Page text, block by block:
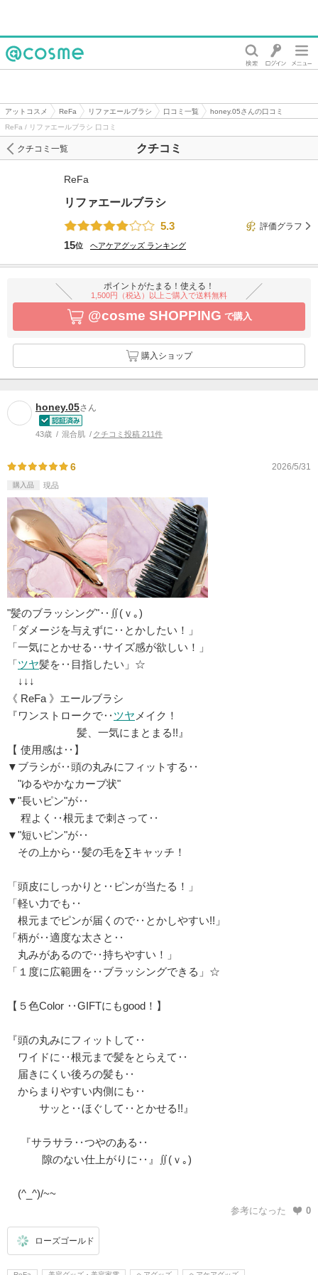
アットコスメ ReFa リファエールブラシ 口コミ一覧
honey.05さんの口コミ
ReFa / リファエールブラシ 口コミ
クチコミ
クチコミ一覧
ReFa
リファエールブラシ
5.3
評価グラフ
15位 ヘアケアグッズ ランキング
ポイントがたまる！使える！
1,500円（税込）以上ご購入で送料無料
@cosme SHOPPING で購入
購入ショップ
honey.05さん
43歳 混合肌 クチコミ投稿 211件
6 2026/5/31
購入品 現品
"髪のブラッシング"‥∬(ｖ｡)
「ダメージを与えずに‥とかしたい！」
「一気にとかせる‥サイズ感が欲しい！」
「ツヤ髪を‥目指したい」☆
↓↓↓
《 ReFa 》エールブラシ
『ワンストロークで‥ ツヤ メイク！
髪、一気にまとまる!!』
【 使用感は‥】
▼ブラシが‥頭の丸みにフィットする‥
"ゆるやかなカーブ状"
▼"長いピン"が‥
程よく‥根元まで刺さって‥
▼"短いピン"が‥
その上から‥髪の毛を∑キャッチ！
「頭皮にしっかりと‥ピンが当たる！」
「軽い力でも‥
根元までピンが届くので‥とかしやすい!!」
「柄が‥適度な太さと‥
丸みがあるので‥持ちやすい！」
「１度に広範囲を‥ブラッシングできる」☆
【５色Color ‥GIFTにもgood！】
『頭の丸みにフィットして‥
ワイドに‥根元まで髪をとらえて‥
届きにくい後ろの髪も‥
からまりやすい内側にも‥
サッと‥ほぐして‥とかせる!!』
『サラサラ‥つやのある‥
隙のない仕上がりに‥』∬(ｖ｡)
(^_^)/~~
参考になった 0
ローズゴールド